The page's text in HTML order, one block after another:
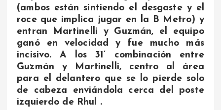
(ambos están sintiendo el desgaste y el
roce que implica jugar en la B Metro) y
entran Martinelli y Guzmán, el equipo
ganó en velocidad y fue mucho más
incisivo. A los 31’ combinación entre
Guzmán y Martinelli, centro al área
para el delantero que se lo pierde solo
de cabeza enviándola cerca del poste
izquierdo de Rhul .